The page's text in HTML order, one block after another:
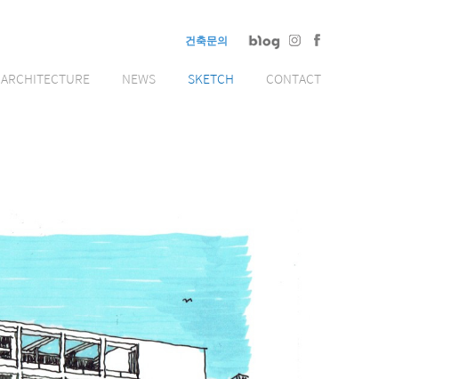
건축문의
ARCHITECTURE NEWS SKETCH CONTACT